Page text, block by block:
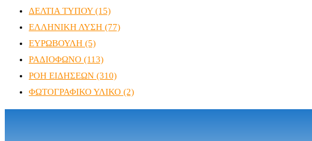
ΔΕΛΤΙΑ ΤΥΠΟΥ(15)
ΕΛΛΗΝΙΚΗ ΛΥΣΗ (77)
ΕΥΡΩΒΟΥΛΗ (5)
ΡΑΔΙΟΦΩΝΟ (113)
ΡΟΗ ΕΙΔΗΣΕΩΝ (310)
ΦΩΤΟΓΡΑΦΙΚΟ ΥΛΙΚΟ (2)